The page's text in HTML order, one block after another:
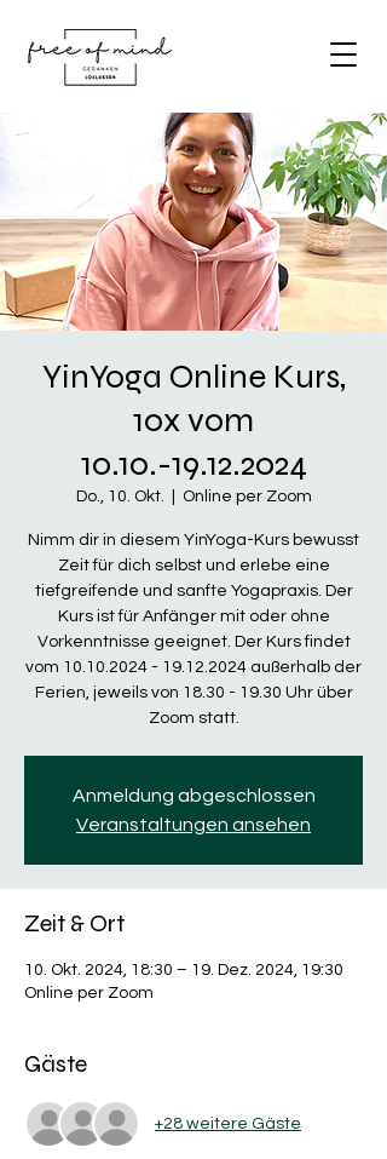
YinYoga Online Kurs,
10x vom
10.10.-19.12.2024
Do., 10. Okt. Online per Zoom
Nimm dir in diesem YinYoga-Kurs bewusst
Zeit für dich selbst und erlebe eine
tiefgreifende und sanfte Yogapraxis. Der
Kurs ist für Anfänger mit oder ohne
Vorkenntnisse geeignet. Der Kurs findet
vom 10.10.2024 - 19.12.2024 außerhalb der
Ferien, jeweils von 18.30 - 19.30 Uhr über
Zoom statt.
Anmeldung abgeschlossen
Veranstaltungen ansehen
Zeit & Ort
10. Okt. 2024, 18:30 – 19. Dez. 2024, 19:30
Online per Zoom
Gäste
+28 weitere Gäste